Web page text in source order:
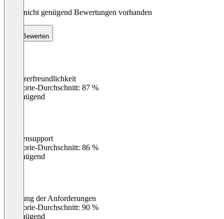
Noch nicht genügend Bewertungen vorhanden
Bewerten
Benutzerfreundlichkeit
Kategorie-Durchschnitt: 87 %
Ungenügend
Kundensupport
Kategorie-Durchschnitt: 86 %
Ungenügend
Erfüllung der Anforderungen
Kategorie-Durchschnitt: 90 %
Ungenügend